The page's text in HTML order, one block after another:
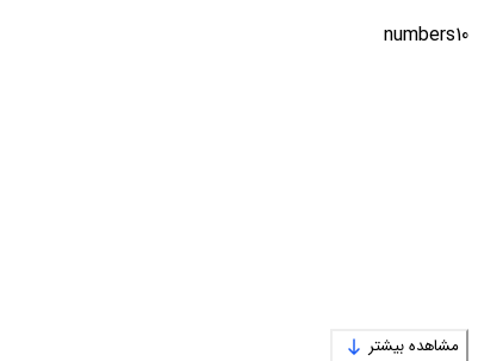
numbers10
مشاهده بیشتر